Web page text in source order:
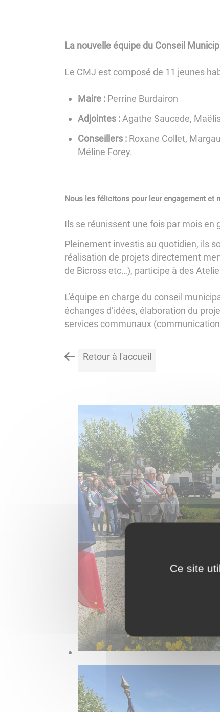
La nouvelle équipe du Conseil
Le CMJ est composé de 11 jeunes
Maire : Perrine Burdairon
Adjointes :Agathe Saucede,
Conseillers : Roxane Collet,
Méline Forey.
Nous les félicitons pour leur engagement et
Ils se réunissent une fois par mois
Pleinement investis au quotidien, ils
réalisation de projets directement
de Bicross etc…), participe à des
​​​​​​​L’équipe en charge du conseil
échanges d’idées, élaboration du
services communaux
Retour à l'accueil
Ce site